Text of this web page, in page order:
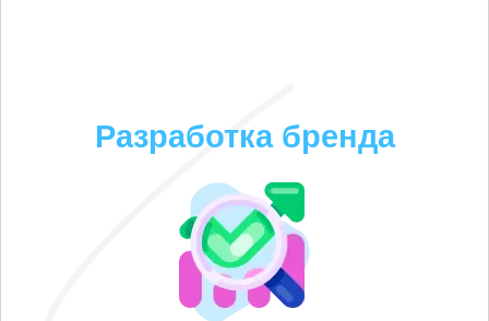
Разработка бренда